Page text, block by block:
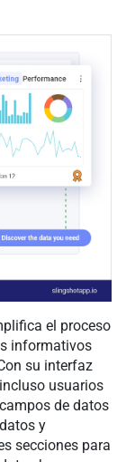
el proceso
informativos
su interfaz
usuarios
de datos
y
secciones para